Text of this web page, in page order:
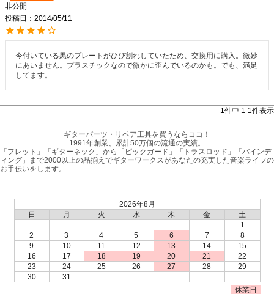
非公開
投稿日
2014/05/11
今付いている黒のプレートがひび割れしていたため、交換用に購入。微妙
にあいません。プラスチックなので微かに歪んでいるのかも。でも、満足
してます。
1件中 1-1件表示
ギターパーツ・リペア工具を買うならココ！
1991年創業、累計50万個の流通の実績。
「フレット」「ギターネック」から「ピックガード」「トラスロッド」「バインデ
ィング」まで2000以上の品揃えでギターワークスがあなたの充実した音楽ライフの
お手伝いをします。
2026年8月
日
月 火 水 木 金
土
1
2
3 4 5 6 7
8
9
10 11 12 13 14
15
16
17 18 19 20 21
22
23
24 25 26 27 28
29
30
31
休業日